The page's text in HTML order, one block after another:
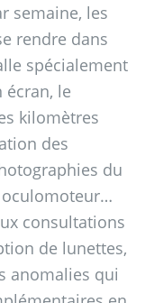
semaine, les
rendre dans
spécialement
écran, le
kilomètres
des
du
consultations
de lunettes,
anomalies qui